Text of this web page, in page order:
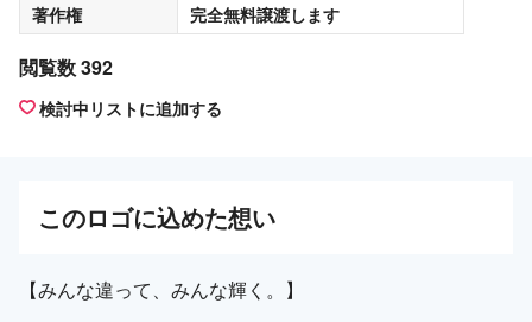
著作権
完全無料譲渡します
閲覧数 392
検討中リストに追加する
このロゴに込めた想い
【みんな違って、みんな輝く。】